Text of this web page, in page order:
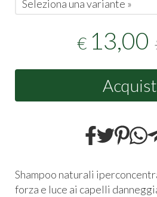
Seleziona una variante »
€ 13,00
Shampoo naturali
forza e luce ai capelli